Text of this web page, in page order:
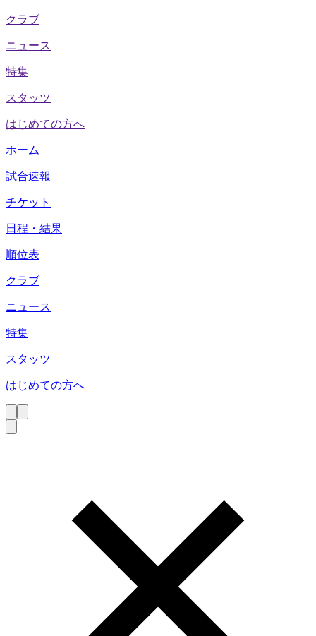
クラブ
ニュース
特集
スタッツ
はじめての方へ
ホーム
試合速報
チケット
日程・結果
順位表
クラブ
ニュース
特集
スタッツ
はじめての方へ